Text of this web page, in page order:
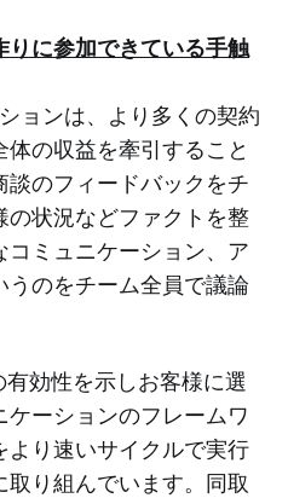
に参加できている手触
ョンは、より多くの契約
の収益を牽引すること
のフィードバックをチ
状況などファクトを整
ミュニケーション、ア
のをチーム全員で議論
効性を示しお客様に選
ーションのフレームワ
り速いサイクルで実行
り組んでいます。同取